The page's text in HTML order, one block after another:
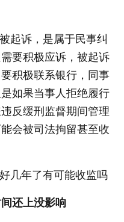
起诉，是属于民事纠
要积极应诉，被起诉
积极联系银行，同事
如果当事人拒绝履行
反缓刑监督期间管理
会被司法拘留甚至收
还上没影响